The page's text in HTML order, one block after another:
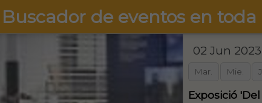
Buscador de eventos en toda
02 Jun 2023
Mar. Mie.
Exposició